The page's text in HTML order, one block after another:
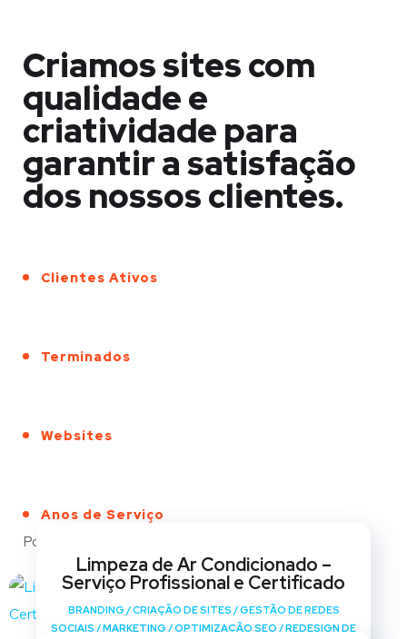
Criamos sites com
qualidade e
criatividade para
garantir a satisfação
dos nossos clientes.
Clientes Ativos
Terminados
Websites
Anos de Serviço
Portfólio
Limpeza de Ar Condicionado –
Serviço Profissional e Certificado
BRANDING /CRIAÇÃO DE SITES /GESTÃO DE REDES
SOCIAIS /MARKETING /OPTIMIZAÇÃO SEO /REDESIGN DE